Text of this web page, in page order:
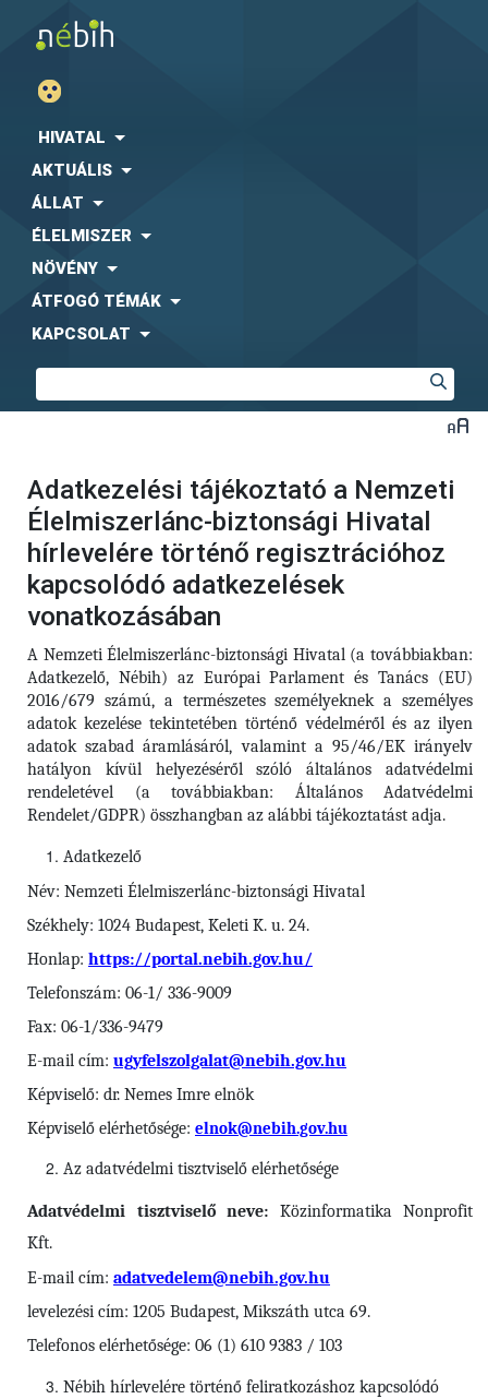
HIVATAL
AKTUÁLIS
ÁLLAT
ÉLELMISZER
NÖVÉNY
ÁTFOGÓ TÉMÁK
KAPCSOLAT
Adatkezelési tájékoztató a Nemzeti
Élelmiszerlánc-biztonsági Hivatal
hírlevelére történő regisztrációhoz
kapcsolódó adatkezelések
vonatkozásában
A Nemzeti Élelmiszerlánc-biztonsági Hivatal (a továbbiakban:
Adatkezelő, Nébih) az Európai Parlament és Tanács (EU)
2016/679 számú, a természetes személyeknek a személyes
adatok kezelése tekintetében történő védelméről és az ilyen
adatok szabad áramlásáról, valamint a 95/46/EK irányelv
hatályon kívül helyezéséről szóló általános adatvédelmi
rendeletével (a továbbiakban: Általános Adatvédelmi
Rendelet/GDPR) összhangban az alábbi tájékoztatást adja.
Adatkezelő
Név: Nemzeti Élelmiszerlánc-biztonsági Hivatal
Székhely: 1024 Budapest, Keleti K. u. 24.
Honlap: https://portal.nebih.gov.hu/
Telefonszám: 06-1/ 336-9009
Fax: 06-1/336-9479
E-mail cím: ugyfelszolgalat@nebih.gov.hu
Képviselő: dr. Nemes Imre elnök
Képviselő elérhetősége: elnok@nebih.gov.hu
Az adatvédelmi tisztviselő elérhetősége
Adatvédelmi tisztviselő neve: Közinformatika Nonprofit
Kft.
E-mail cím: adatvedelem@nebih.gov.hu
levelezési cím: 1205 Budapest, Mikszáth utca 69.
Telefonos elérhetősége: 06 (1) 610 9383 / 103
Nébih hírlevelére történő feliratkozáshoz kapcsolódó